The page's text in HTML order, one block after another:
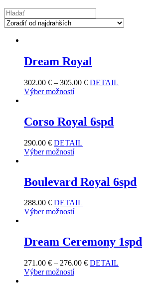
Dream Royal
302.00 € – 305.00 € DETAIL
Výber možností
Corso Royal 6spd
290.00 € DETAIL
Výber možností
Boulevard Royal 6spd
288.00 € DETAIL
Výber možností
Dream Ceremony 1spd
271.00 € – 276.00 € DETAIL
Výber možností